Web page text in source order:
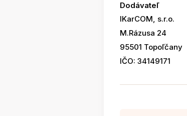
Dodávateľ
IKarCOM, s.r.o.
M.Rázusa 24
95501 Topoľčany
IČO: 34149171